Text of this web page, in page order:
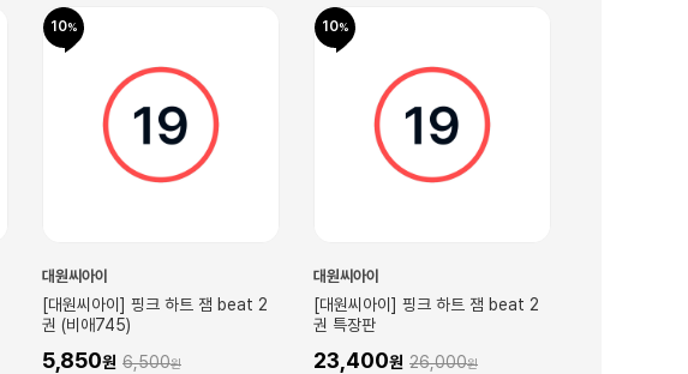
10
대원씨아이
[대원씨아이] 핑크 하트 잼 beat 2
권 (비애745)
5,850 6,500
10
대원씨아이
[대원씨아이] 핑크 하트 잼 beat 2
권 특장판
23,400 26,000